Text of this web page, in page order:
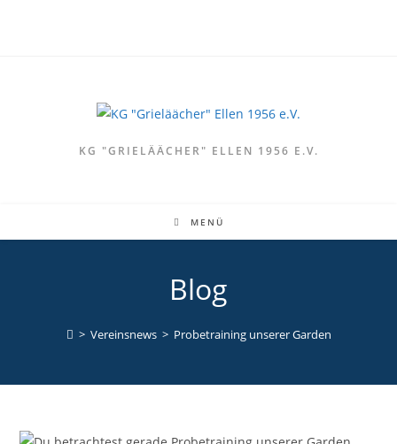
KG "GRIELÄÄCHER" ELLEN 1956 E.V.
MENÜ
Blog
> Vereinsnews > Probetraining unserer Garden